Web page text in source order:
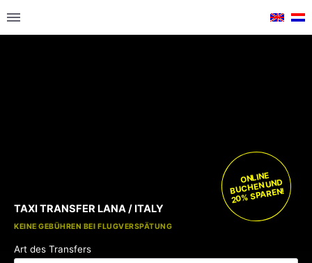
KOSTENLOSE KINDERSITZE
KEINE GEBÜHREN BEI FLUGVERSPÄTUNG
TAXI TRANSFER LANA / ITALY
ONLINE
BUCHEN UND
20% SPAREN!
Art des Transfers